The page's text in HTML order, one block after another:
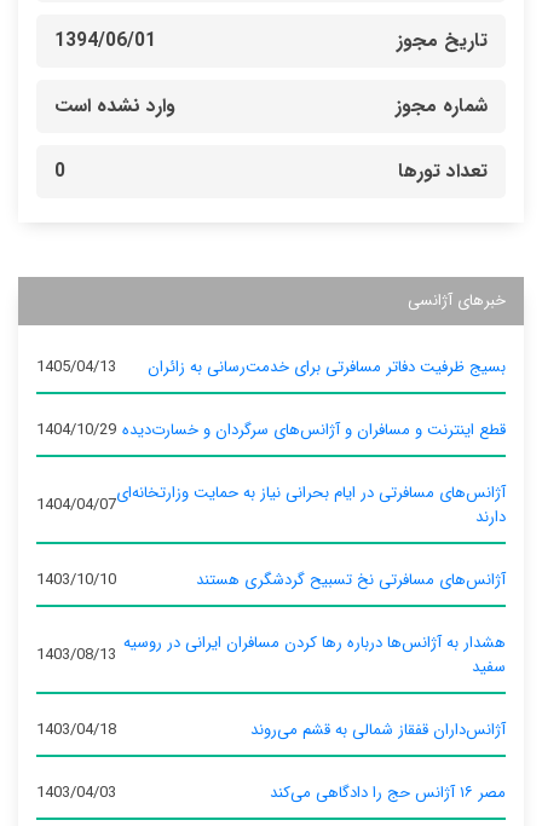
تاریخ مجوز 1394/06/01
شماره مجوز وارد نشده است
تعداد تورها 0
خبرهای آژانسی
بسیج ظرفیت دفاتر مسافرتی برای خدمت‌رسانی به زائران 1405/04/13
قطع اینترنت و مسافران و آژانس‌های سرگردان و خسارت‌دیده 1404/10/29
آژانس‌های مسافرتی در ایام بحرانی نیاز به حمایت وزارتخانه‌ای
دارند
1404/04/07
آژانس‌های مسافرتی نخ تسبیح گردشگری هستند 1403/10/10
هشدار به آژانس‌ها درباره رها کردن مسافران ایرانی در روسیه
سفید
1403/08/13
آژانس‌داران قفقاز شمالی به قشم می‌روند 1403/04/18
مصر ۱۶ آژانس حج را دادگاهی می‌کند 1403/04/03